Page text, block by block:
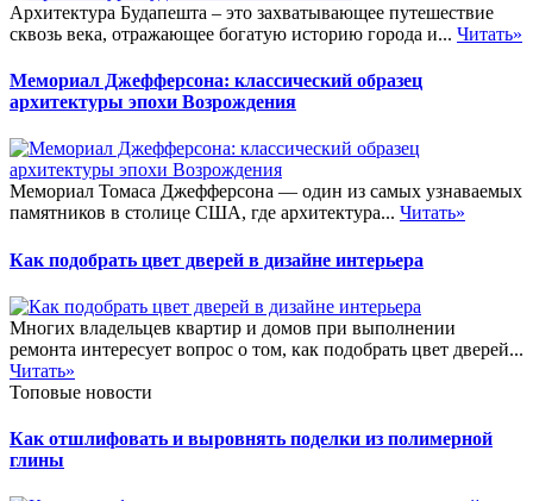
Архитектура Будапешта – это захватывающее путешествие
сквозь века, отражающее богатую историю города и... Читать»
Мемориал Джефферсона: классический образец
архитектуры эпохи Возрождения
Мемориал Томаса Джефферсона — один из самых узнаваемых
памятников в столице США, где архитектура... Читать»
Как подобрать цвет дверей в дизайне интерьера
Многих владельцев квартир и домов при выполнении
ремонта интересует вопрос о том, как подобрать цвет дверей...
Читать»
Топовые новости
Как отшлифовать и выровнять поделки из полимерной
глины